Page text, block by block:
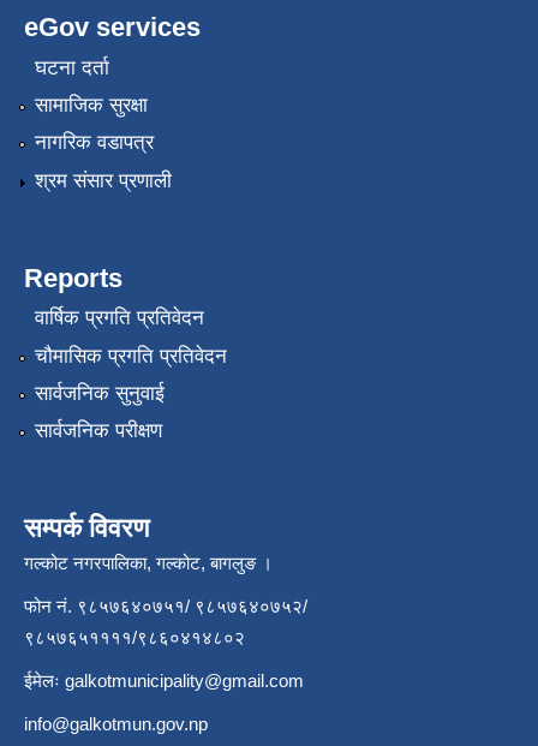
eGov services
घटना दर्ता
सामाजिक सुरक्षा
नागरिक वडापत्र
श्रम संसार प्रणाली
Reports
वार्षिक प्रगति प्रतिवेदन
चौमासिक प्रगति प्रतिवेदन
सार्वजनिक सुनुवाई
सार्वजनिक परीक्षण
सम्पर्क विवरण
गल्कोट नगरपालिका, गल्कोट, बागलुङ ।
फोन नं. ९८५७६४०७५१/ ९८५७६४०७५२/
९८५७६५११११/९८६०४१४८०२
ईमेलः galkotmunicipality@gmail.com
info@galkotmun.gov.np